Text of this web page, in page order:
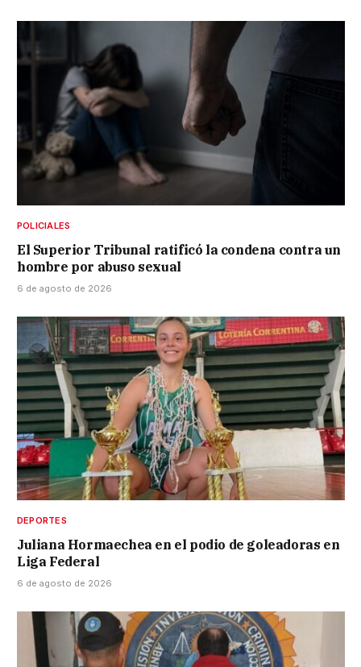
POLICIALES
El Superior Tribunal ratificó la condena contra un
hombre por abuso sexual
6 de agosto de 2026
DEPORTES
Juliana Hormaechea en el podio de goleadoras en
Liga Federal
6 de agosto de 2026